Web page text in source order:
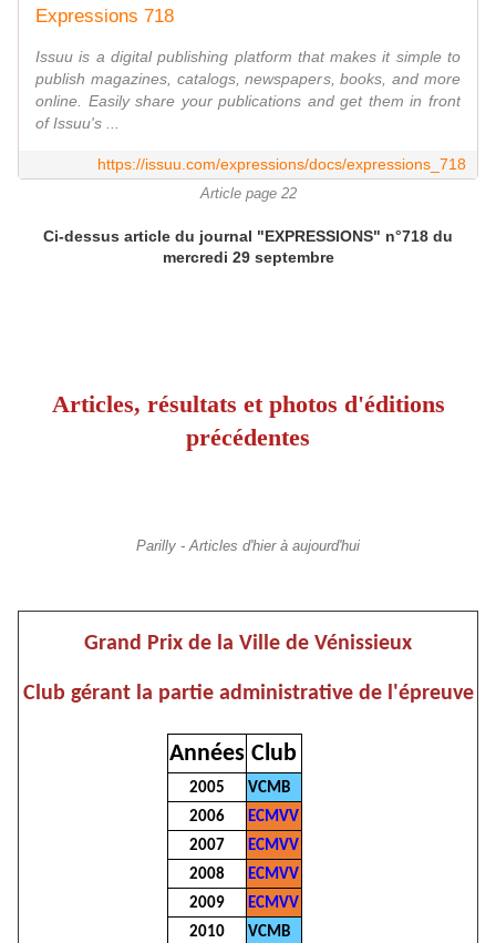
Expressions 718
Issuu is a digital publishing platform that makes it simple to
publish magazines, catalogs, newspapers, books, and more
online. Easily share your publications and get them in front
of Issuu's ...
https://issuu.com/expressions/docs/expressions_718
Article page 22
Ci-dessus article du journal "EXPRESSIONS" n°718 du
mercredi 29 septembre
Articles, résultats et photos d'éditions
précédentes
Parilly - Articles d'hier à aujourd'hui
Grand Prix de la Ville de Vénissieux
Club gérant la partie administrative de l'épreuve
Années Club
2005
VCMB
2006
ECMVV
2007
ECMVV
2008
ECMVV
2009
ECMVV
2010
VCMB